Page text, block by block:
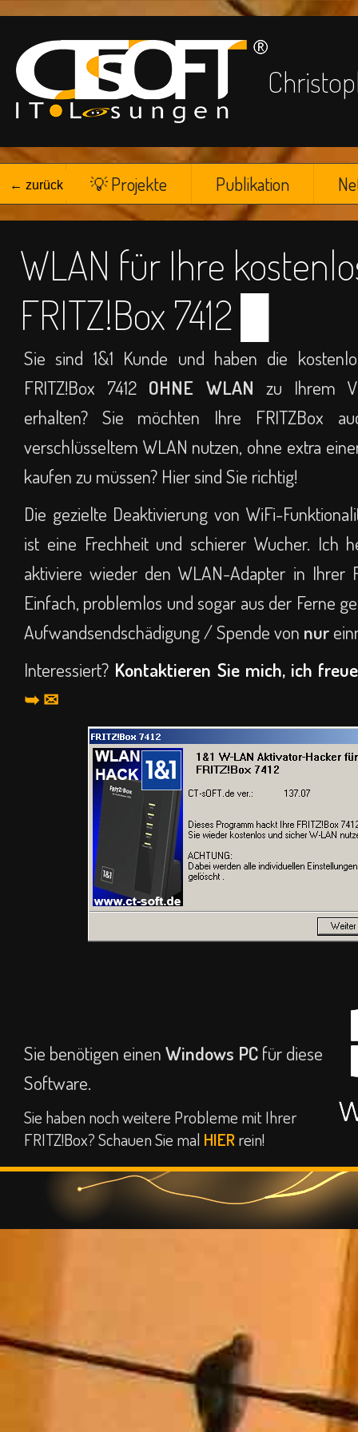
← zurück
☁ 💡 Projekte Publikation
WLAN für Ihre
FRITZ!Box 7412
Sie sind 1&1 Kunde und haben die
FRITZ!Box 7412 OHNE WLAN zu Ihrem
erhalten? Sie möchten Ihre FRITZBox
verschlüsseltem WLAN nutzen, ohne extra
kaufen zu müssen? Hier sind Sie richtig!
Die gezielte Deaktivierung von WiFi-
ist eine Frechheit und schierer Wucher. Ich
aktiviere wieder den WLAN-Adapter in Ihrer
Einfach, problemlos und sogar aus der Ferne
Aufwandsendschädigung / Spende von nur
Interessiert? Kontaktieren Sie mich, ich
➥ ✉
Sie benötigen einen Windows PC für diese
Software.
Sie haben noch weitere Probleme mit Ihrer
FRITZ!Box? Schauen Sie mal HIERrein!
© 2026 •